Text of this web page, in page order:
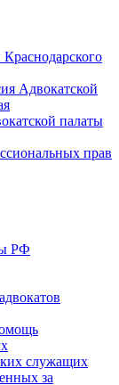
Адвокатской
палаты
прав
РФ
служащих
за